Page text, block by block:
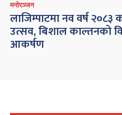
मनोरञ्जन
लाजिम्पाटमा नव वर्ष
उत्सव, बिशाल काल्तनको
आकर्षण